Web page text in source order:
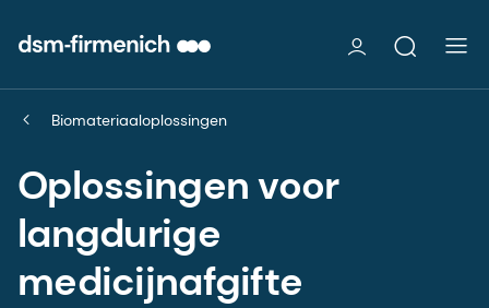
Biomateriaaloplossingen
Oplossingen voor
langdurige
medicijnafgifte